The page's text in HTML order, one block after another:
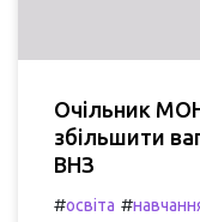
Очільник
збільшити
ВНЗ
#освіта #